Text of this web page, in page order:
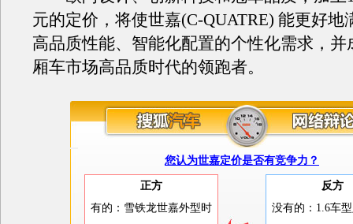
元的定价，将使世嘉(C-QUATRE) 能更好地
高品质性能、智能化配置的个性化需求，并
厢车市场高品质时代的领跑者。
您认为世嘉定价是否有竞争力？
正方
有的：雪铁龙世嘉外型时
反方
没有的：1.6车